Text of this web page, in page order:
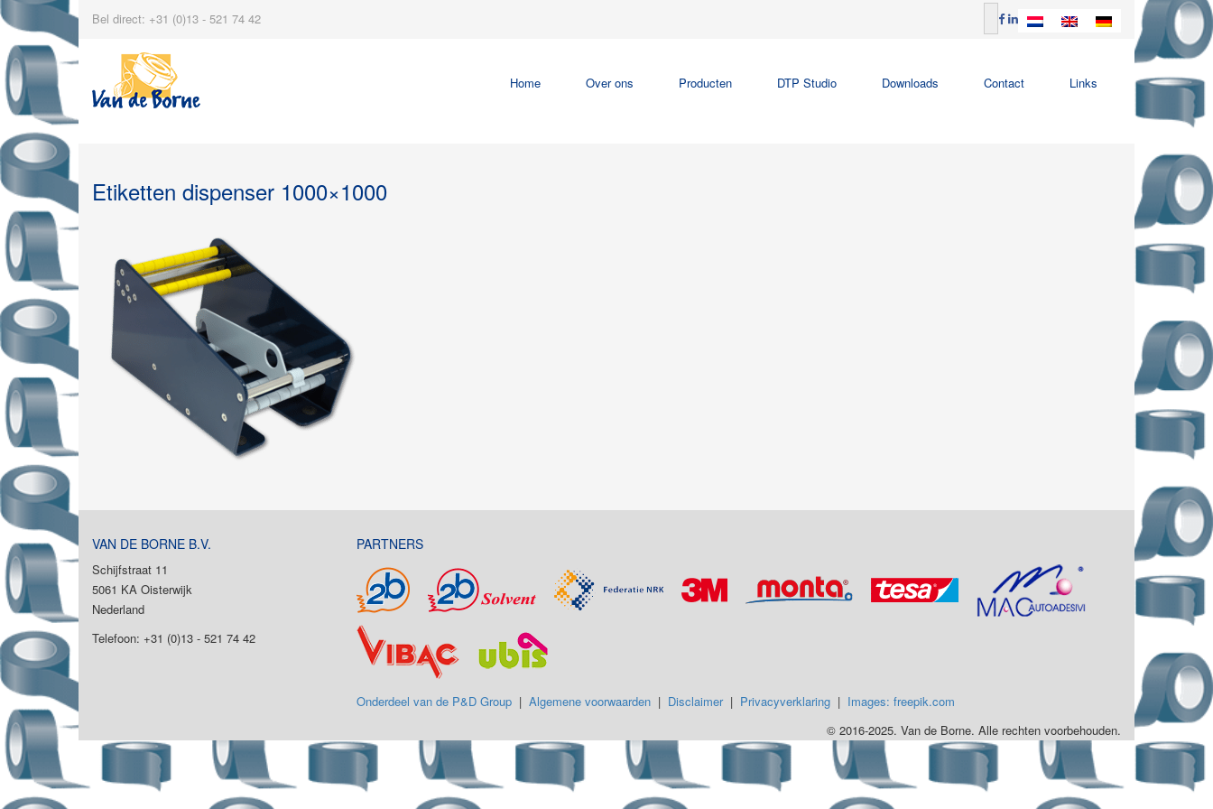
Bel direct: +31 (0)13 - 521 74 42
Home Over ons Producten DTP Studio Downloads Contact Links
Etiketten dispenser 1000×1000
VAN DE BORNE B.V.
Schijfstraat 11
5061 KA Oisterwijk
Nederland
Telefoon: +31 (0)13 - 521 74 42
PARTNERS
Onderdeel van de P&D Group| Algemene voorwaarden| Disclaimer| Privacyverklaring| Images: freepik.com
© 2016-2025. Van de Borne. Alle rechten voorbehouden.